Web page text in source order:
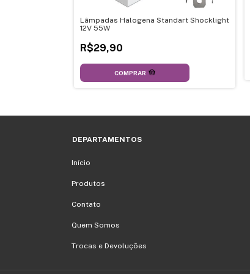
Lâmpadas Halogena Standart Shocklight
12V 55W
R$29,90
COMPRAR
DEPARTAMENTOS
Início
Produtos
Contato
Quem Somos
Trocas e Devoluções